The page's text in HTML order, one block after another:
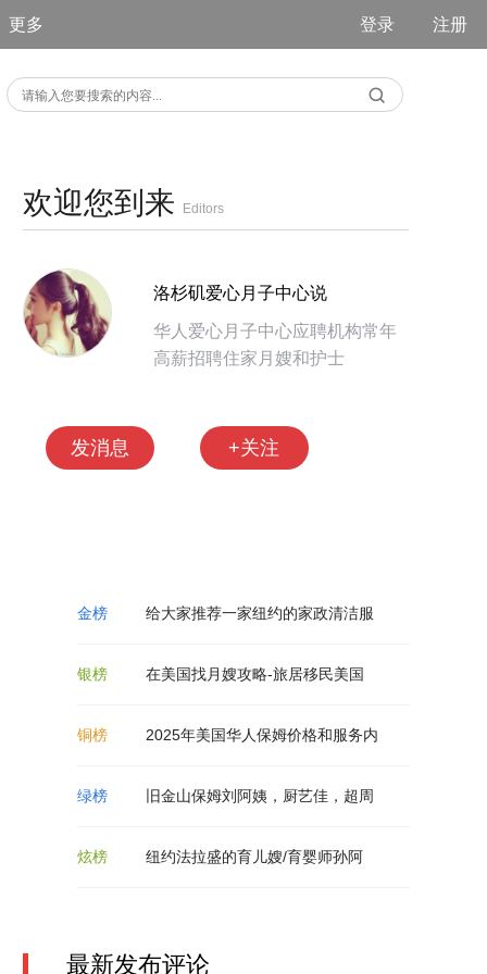
更多 登录 注册
欢迎您到来 Editors
洛杉矶爱心月子中心说
华人爱心月子中心应聘机构常年
高薪招聘住家月嫂和护士
发消息 +关注
给大家推荐一家纽约的家政清洁服
在美国找月嫂攻略-旅居移民美国
2025年美国华人保姆价格和服务内
旧金山保姆刘阿姨，厨艺佳，超周
纽约法拉盛的育儿嫂/育婴师孙阿
最新发布评论